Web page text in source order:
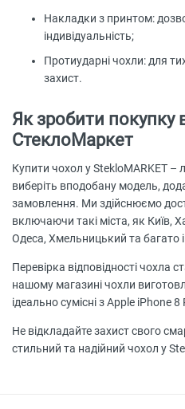
Накладки з принтом:
індивідуальність;
Протиударні чохли: для
захист.
Як зробити покупку
СтеклоМаркет
Купити чохол у StekloMARKET –
виберіть вподобану модель,
замовлення. Ми здійснюємо
включаючи такі міста, як Київ,
Одеса, Хмельницький та багато
Перевірка відповідності чохла
нашому магазині чохли
ідеально сумісні з Apple iPhone 8
Не відкладайте захист свого
стильний та надійний чохол у